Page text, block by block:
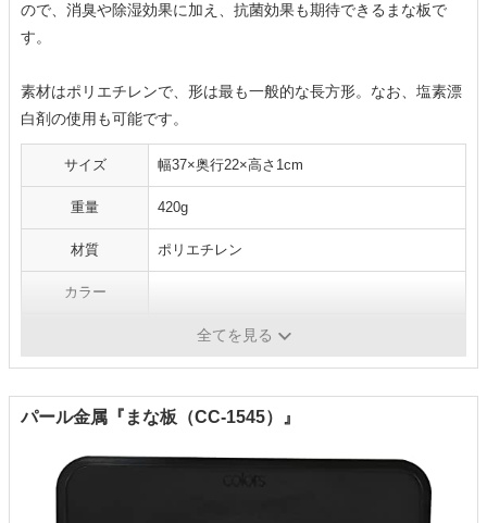
ので、消臭や除湿効果に加え、抗菌効果も期待できるまな板で
す。
素材はポリエチレンで、形は最も一般的な長方形。なお、塩素漂
白剤の使用も可能です。
サイズ 幅37×奥行22×高さ1cm
重量 420g
材質 ポリエチレン
カラー
全てを見る
パール金属『まな板（CC-1545）』